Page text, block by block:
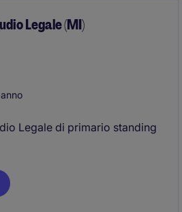
Legale (MI)
Legale di primario standing